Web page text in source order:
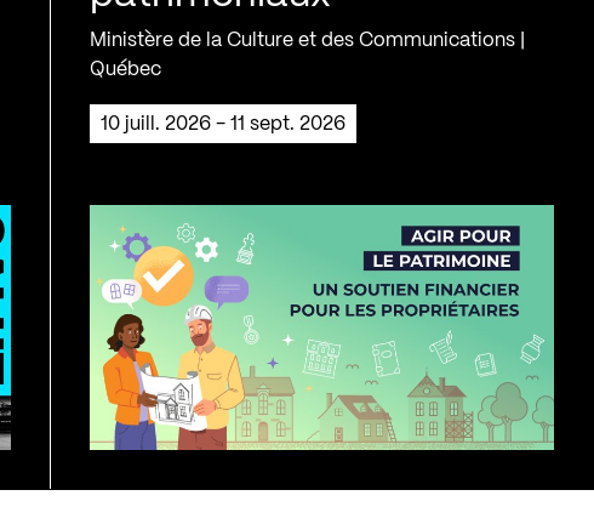
Ministère de la Culture et des Communications |
Québec
10 juill. 2026 - 11 sept. 2026